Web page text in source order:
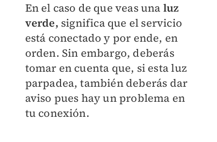
En el caso de que veas una luz
verde, significa que el servicio
está conectado y por ende, en
orden. Sin embargo, deberás
tomar en cuenta que, si esta luz
parpadea, también deberás dar
aviso pues hay un problema en
tu conexión.